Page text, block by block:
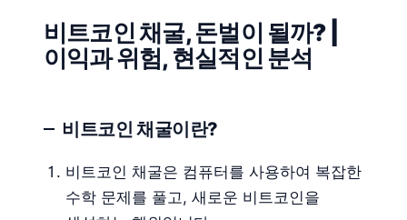
비트코인 채굴, 돈벌이 될까? |
이익과 위험, 현실적인 분석
비트코인 채굴이란?
비트코인 채굴은 컴퓨터를 사용하여 복잡한
수학 문제를 풀고, 새로운 비트코인을